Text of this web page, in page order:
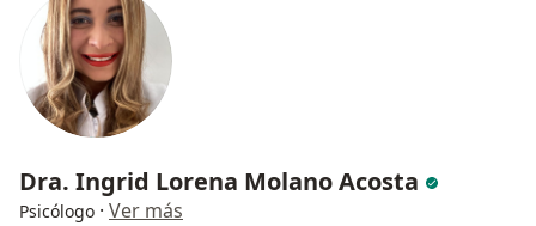
Dra. Ingrid Lorena Molano Acosta
Psicólogo · Ver más